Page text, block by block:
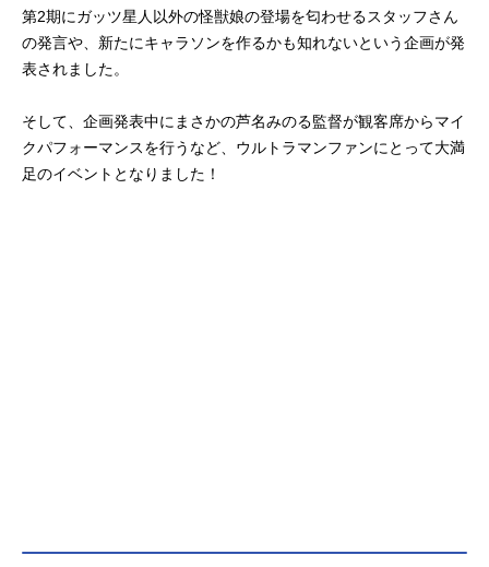
第2期にガッツ星人以外の怪獣娘の登場を匂わせるスタッフさん
の発言や、新たにキャラソンを作るかも知れないという企画が発
表されました。
そして、企画発表中にまさかの芦名みのる監督が観客席からマイ
クパフォーマンスを行うなど、ウルトラマンファンにとって大満
足のイベントとなりました！